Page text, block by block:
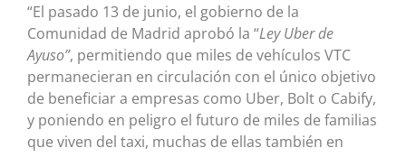
“El pasado 13 de junio, el gobierno de la
Comunidad de Madrid aprobó la “Ley Uber de
Ayuso”, permitiendo que miles de vehículos VTC
permanecieran en circulación con el único objetivo
de beneficiar a empresas como Uber, Bolt o Cabify,
y poniendo en peligro el futuro de miles de familias
que viven del taxi, muchas de ellas también en